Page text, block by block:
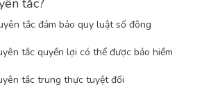
tắc?
tắc đảm bảo quy luật số đông
tắc quyền lợi có thể được bảo hiểm
tắc trung thực tuyệt đối
tắc "đảm bảo quy luật số đông" trong
các đối tượng có cùng rủi ro vào một cộng
bồi thường sẽ được chia sẻ từ quỹ chung